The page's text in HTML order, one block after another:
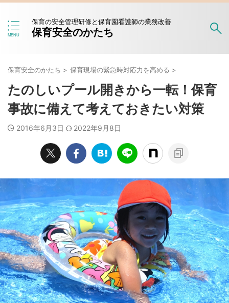
保育の安全管理研修と保育園看護師の業務改善
保育安全のかたち
保育安全のかたち > 保育現場の緊急時対応力を高める >
たのしいプール開きから一転！保育
事故に備えて考えておきたい対策
2016年6月3日 2022年9月8日